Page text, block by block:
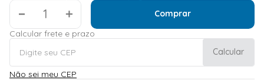
＋
Comprar
Calcular frete e prazo
Calcular
Não sei meu CEP